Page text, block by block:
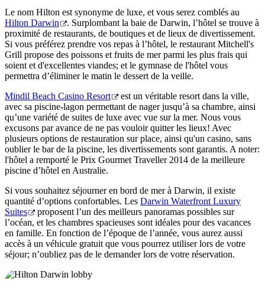
Le nom Hilton est synonyme de luxe, et vous serez comblés au
Hilton Darwin
. Surplombant la baie de Darwin, l’hôtel se trouve à
proximité de restaurants, de boutiques et de lieux de divertissement.
Si vous préférez prendre vos repas à l’hôtel, le restaurant Mitchell's
Grill propose des poissons et fruits de mer parmi les plus frais qui
soient et d'excellentes viandes; et le gymnase de l'hôtel vous
permettra d’éliminer le matin le dessert de la veille.
Mindil Beach Casino Resort
est un véritable resort dans la ville,
avec sa piscine-lagon permettant de nager jusqu’à sa chambre, ainsi
qu’une variété de suites de luxe avec vue sur la mer. Nous vous
excusons par avance de ne pas vouloir quitter les lieux! Avec
plusieurs options de restauration sur place, ainsi qu'un casino, sans
oublier le bar de la piscine, les divertissements sont garantis. A noter:
l'hôtel a remporté le Prix Gourmet Traveller 2014 de la meilleure
piscine d’hôtel en Australie.
Si vous souhaitez séjourner en bord de mer à Darwin, il existe
quantité d’options confortables. Les Darwin Waterfront Luxury
Suites
proposent l’un des meilleurs panoramas possibles sur
l’océan, et les chambres spacieuses sont idéales pour des vacances
en famille. En fonction de l’époque de l’année, vous aurez aussi
accès à un véhicule gratuit que vous pourrez utiliser lors de votre
séjour; n’oubliez pas de le demander lors de votre réservation.